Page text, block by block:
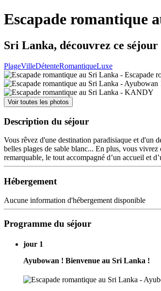
Escapade romantique
Sri Lanka, découvrez ce
PlageVilleDétenteRomantiqueLuxe
Voir toutes les photos
Description du séjour
Vous rêvez d'une destination paradisiaque et d'un
belles plages de sable blanc... En plus, vous
remarquable, le tout accompagné d’un accueil et
Hébergement
Aucune information d'hébergement disponible
Programme du séjour
jour 1
Ayubowan ! Bienvenue au Sri Lanka !